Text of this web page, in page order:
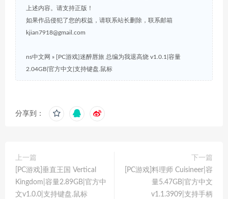
上述内容。请支持正版！
如果作品侵犯了您的权益，请联系站长删除，联系邮箱
kjian7918@gmail.com
ns中文网 » [PC游戏]迷醉唇旅 总编为我退高烧 v1.0.1|容量
2.04GB|官方中文|支持键盘.鼠标
分享到：
上一篇
[PC游戏]垂直王国 Vertical
Kingdom|容量2.89GB|官方中
文v1.0.0|支持键盘.鼠标
下一篇
[PC游戏]料理师 Cuisineer|容
量5.47GB|官方中文
v1.1.3909|支持手柄